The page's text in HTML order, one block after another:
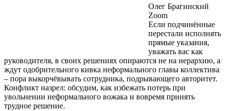
Олег Брагинский
Zoom
Если подчинённые
перестали исполнять
прямые указания,
уважать вас как
руководителя, в своих решениях опираются не на иерархию, а
ждут одобрительного кивка неформального главы коллектива
– пора выкорчёвывать сотрудника, подрывающего авторитет.
Конфликт назрел: обсудим, как избежать потерь при
увольнении неформального вожака и вовремя принять
трудное решение.